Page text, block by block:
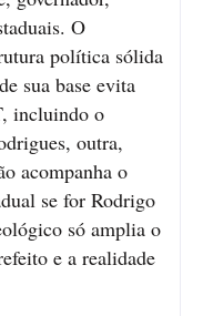
O
política sólida
sua base evita
incluindo o
outra,
acompanha o
se for Rodrigo
só amplia o
e a realidade